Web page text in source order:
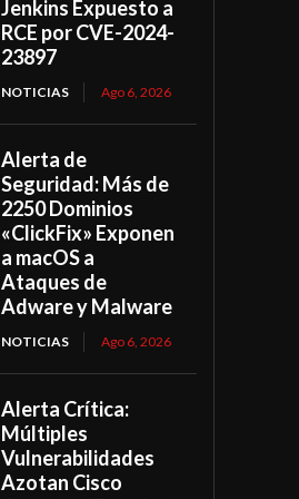
Jenkins Expuesto a
RCE por CVE-2024-
23897
NOTICIAS Ago 6, 2026
Alerta de
Seguridad: Más de
2250 Dominios
«ClickFix» Exponen
a macOS a
Ataques de
Adware y Malware
NOTICIAS Ago 6, 2026
Alerta Crítica:
Múltiples
Vulnerabilidades
Azotan Cisco